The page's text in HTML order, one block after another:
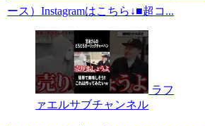
ース）Instagramはこちら↓■超コ...
ラフ
ァエルサブチャンネル